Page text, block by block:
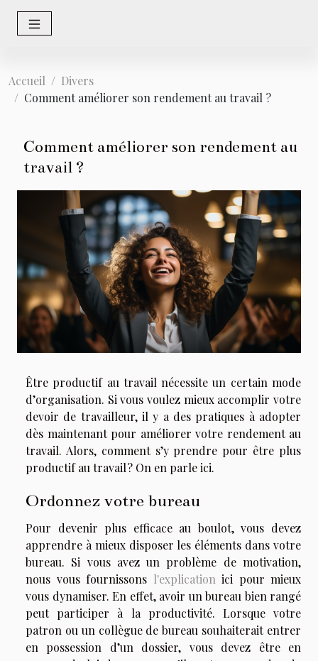
Accueil
Divers
Comment améliorer son rendement au travail ?
Comment améliorer son rendement au
travail ?
Être productif au travail nécessite un certain mode
d’organisation. Si vous voulez mieux accomplir votre
devoir de travailleur, il y a des pratiques à adopter
dès maintenant pour améliorer votre rendement au
travail. Alors, comment s’y prendre pour être plus
productif au travail ? On en parle ici.
Ordonnez votre bureau
Pour devenir plus efficace au boulot, vous devez
apprendre à mieux disposer les éléments dans votre
bureau. Si vous avez un problème de motivation,
nous vous fournissons l'explication ici pour mieux
vous dynamiser. En effet, avoir un bureau bien rangé
peut participer à la productivité. Lorsque votre
patron ou un collègue de bureau souhaiterait entrer
en possession d’un dossier, vous devez être en